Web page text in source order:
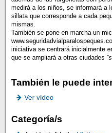
medirá a los niños, se informará a
sillata que corresponde a cada
mismas.
También se pone en marcha un
iniciativa se centrará inicialmente
que se ampliará a otras ciudades
También le puede
Ver vídeo
Categoría/s